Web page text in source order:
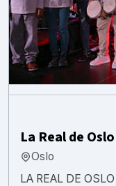
La Real de Oslo
Oslo
LA REAL DE